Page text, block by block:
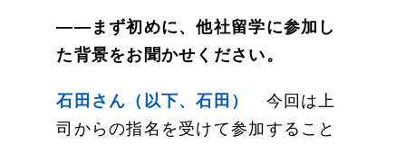
——まず初めに、他社留学に参加し
た背景をお聞かせください。
石田さん（以下、石田）
今回は上
司からの指名を受けて参加すること